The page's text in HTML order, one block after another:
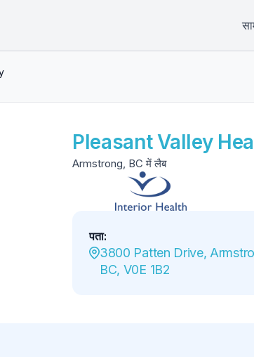
Pleasant Valley
Armstrong, BC में लैब
पता:
3800 Patten Drive,
BC, V0E 1B2